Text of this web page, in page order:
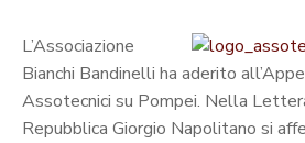
L’Associazione
Bianchi Bandinelli ha aderito
Assotecnici su Pompei. Nella
Repubblica Giorgio Napolitano si